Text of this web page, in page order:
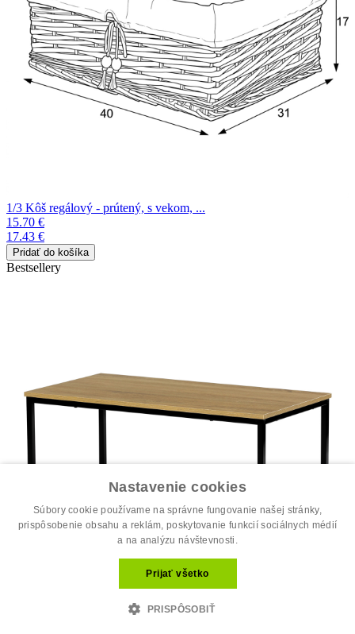
1/3 Kôš regálový - prútený, s vekom, ...
15.70 €
17.43 €
Bestsellery
Nastavenie cookies
Súbory cookie používame na správne fungovanie našej stránky,
prispôsobenie obsahu a reklám, poskytovanie funkcií sociálnych médií
a na analýzu návštevnosti.
Prijať všetko
PRISPÔSOBIŤ